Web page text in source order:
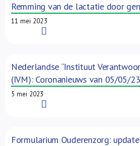
Remming van de lactatie door
11 mei 2023
Nederlandse “Instituut
(IVM): Coronanieuws van 05/05/23
5 mei 2023
Formularium Ouderenzorg: